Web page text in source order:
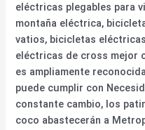
eléctricas plegables para
montaña eléctrica,
vatios, bicicletas
eléctricas de cross mejor
es ampliamente
puede cumplir con
constante cambio, los
coco abastecerán a